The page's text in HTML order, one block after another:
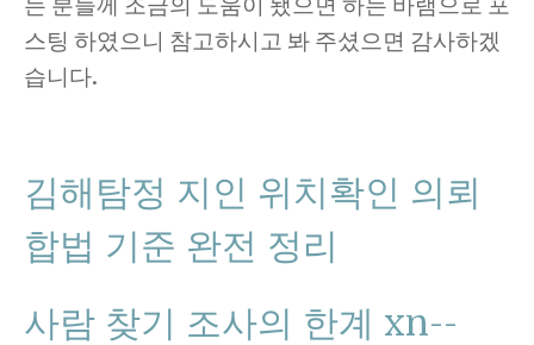
는 분들께 조금의 도움이 됐으면 하는 바램으로 포
스팅 하였으니 참고하시고 봐 주셨으면 감사하겠
습니다.
김해탐정 지인 위치확인 의뢰
합법 기준 완전 정리
사람 찾기 조사의 한계 xn--